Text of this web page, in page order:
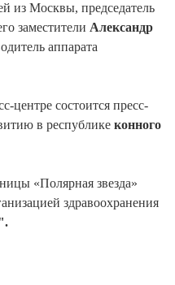
из Москвы, председатель
заместители Александр
аппарата
центре состоится пресс-
в республике конного
«Полярная звезда»
здравоохранения